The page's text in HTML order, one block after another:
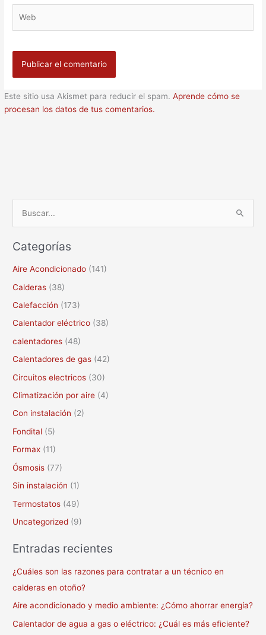
Este sitio usa Akismet para reducir el spam.Aprende cómo se
procesan los datos de tus comentarios.
s
c
o
r
:
Categorías
Aire Acondicionado (141)
Calderas (38)
Calefacción (173)
Calentador eléctrico (38)
calentadores (48)
Calentadores de gas (42)
Circuitos electricos (30)
Climatización por aire (4)
Con instalación (2)
Fondital (5)
Formax (11)
Ósmosis (77)
Sin instalación (1)
Termostatos (49)
Uncategorized (9)
Entradas recientes
¿Cuáles son las razones para contratar a un técnico en
calderas en otoño?
Aire acondicionado y medio ambiente: ¿Cómo ahorrar energía?
Calentador de agua a gas o eléctrico: ¿Cuál es más eficiente?